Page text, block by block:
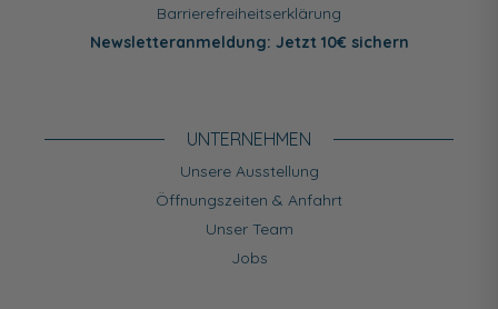
Barrierefreiheitserklärung
Newsletteranmeldung: Jetzt 10€ sichern
UNTERNEHMEN
Unsere Ausstellung
Öffnungszeiten & Anfahrt
Unser Team
Jobs